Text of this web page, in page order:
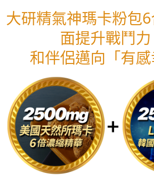
大研精氣神瑪卡粉包
面提升戰鬥力
和伴侶邁向「有感